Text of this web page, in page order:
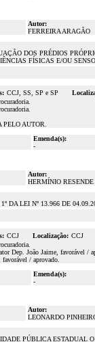
Autor:
FERREIRA ARAGÃO
DOS PRÉDIOS
FÍSICAS E/OU
CCJ, SS, SP e SP
AUTOR.
Emenda(s):
-
Autor:
HERMÍNIO RESENDE
DA LEI Nº 13.966 DE
CCJ Localização: CCJ
Dep. João Jaime, favorável /
/ aprovado.
Emenda(s):
-
Autor:
LEONARDO
PÚBLICA ESTADUAL